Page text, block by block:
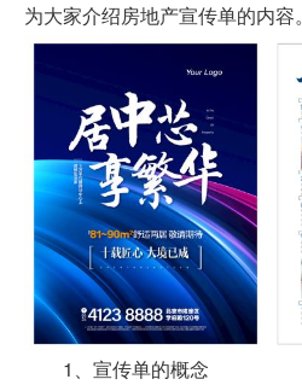
为大家介绍房地产宣传单的内容。
1、宣传单的概念